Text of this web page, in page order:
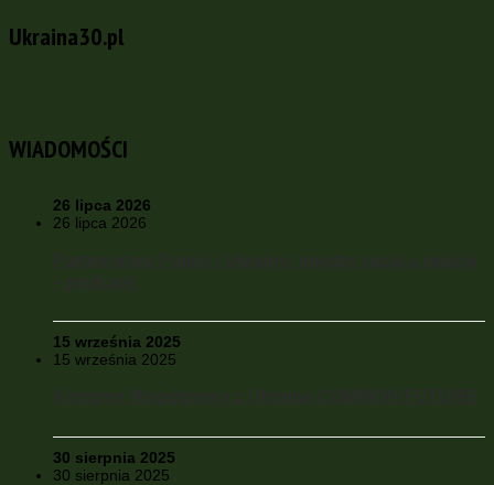
Ukraina30.pl
WIADOMOŚCI
26 lipca 2026
26 lipca 2026
15 września 2025
15 września 2025
30 sierpnia 2025
30 sierpnia 2025